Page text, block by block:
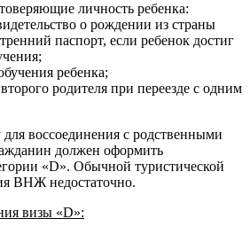
личность ребенка:
о рождении из страны
паспорт, если ребенок достиг
ребенка;
родителя при переезде с одним
воссоединения с родственными
должен оформить
«D». Обычной туристической
ВНЖ недостаточно.
визы «D»: